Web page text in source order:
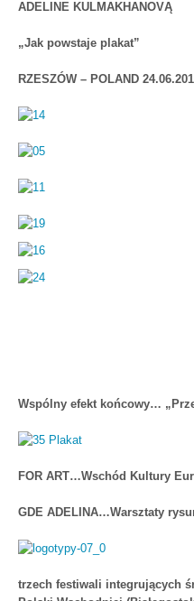
ADELINE KULMAKHANOVĄ
„Jak powstaje plakat”
RZESZÓW – POLAND
Wspólny efekt końcowy…
FOR ART…Wschód Kultury
GDE ADELINA…Warsztaty
trzech festiwali integrujących